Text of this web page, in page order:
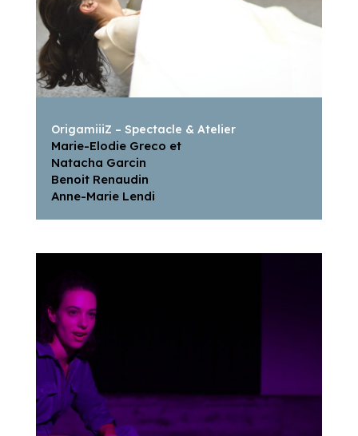
OrigamiiiZ – Spectacle & Atelier
Marie-Elodie Greco et
Natacha Garcin
Benoit Renaudin
Anne-Marie Lendi